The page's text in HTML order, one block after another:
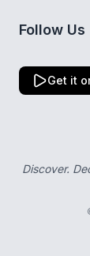
Follow Us
Get it
Discover.